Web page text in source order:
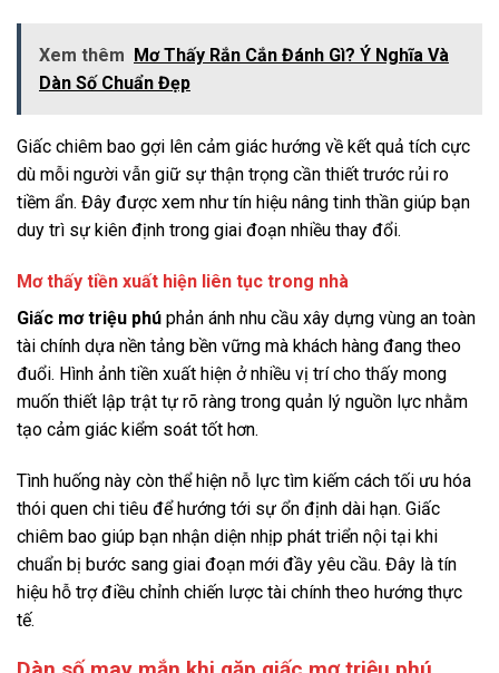
Xem thêm Mơ Thấy Rắn Cắn Đánh Gì? Ý Nghĩa Và
Dàn Số Chuẩn Đẹp
Giấc chiêm bao gợi lên cảm giác hướng về kết quả tích cực
dù mỗi người vẫn giữ sự thận trọng cần thiết trước rủi ro
tiềm ẩn. Đây được xem như tín hiệu nâng tinh thần giúp bạn
duy trì sự kiên định trong giai đoạn nhiều thay đổi.
Mơ thấy tiền xuất hiện liên tục trong nhà
Giấc mơ triệu phú phản ánh nhu cầu xây dựng vùng an toàn
tài chính dựa nền tảng bền vững mà khách hàng đang theo
đuổi. Hình ảnh tiền xuất hiện ở nhiều vị trí cho thấy mong
muốn thiết lập trật tự rõ ràng trong quản lý nguồn lực nhằm
tạo cảm giác kiểm soát tốt hơn.
Tình huống này còn thể hiện nỗ lực tìm kiếm cách tối ưu hóa
thói quen chi tiêu để hướng tới sự ổn định dài hạn. Giấc
chiêm bao giúp bạn nhận diện nhịp phát triển nội tại khi
chuẩn bị bước sang giai đoạn mới đầy yêu cầu. Đây là tín
hiệu hỗ trợ điều chỉnh chiến lược tài chính theo hướng thực
tế.